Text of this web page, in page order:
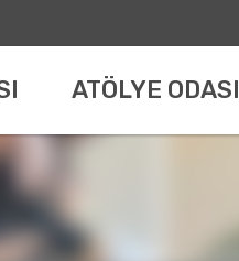
ATÖLYE ODASI